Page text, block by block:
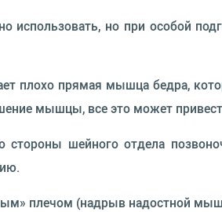
использовать, но при особой
плохо прямая мышца бедра,
мышцы, все это может
стороны шейного отдела
плечом (надрыв надостной